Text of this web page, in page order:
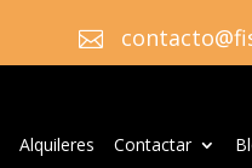

Alquileres Contactar